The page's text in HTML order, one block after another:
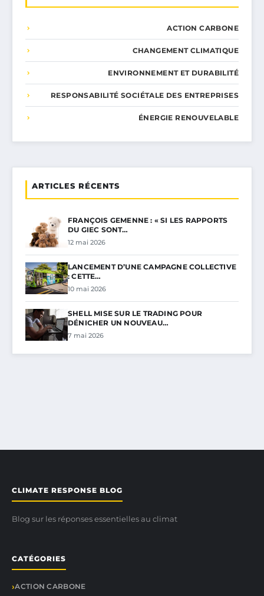
ACTION CARBONE
CHANGEMENT CLIMATIQUE
ENVIRONNEMENT ET DURABILITÉ
RESPONSABILITÉ SOCIÉTALE DES ENTREPRISES
ÉNERGIE RENOUVELABLE
ARTICLES RÉCENTS
FRANÇOIS GEMENNE : « SI LES RAPPORTS
DU GIEC SONT…
12 mai 2026
LANCEMENT D’UNE CAMPAGNE COLLECTIVE
: CETTE…
10 mai 2026
SHELL MISE SUR LE TRADING POUR
DÉNICHER UN NOUVEAU…
7 mai 2026
CLIMATE RESPONSE BLOG
Blog sur les réponses essentielles au climat
CATÉGORIES
ACTION CARBONE